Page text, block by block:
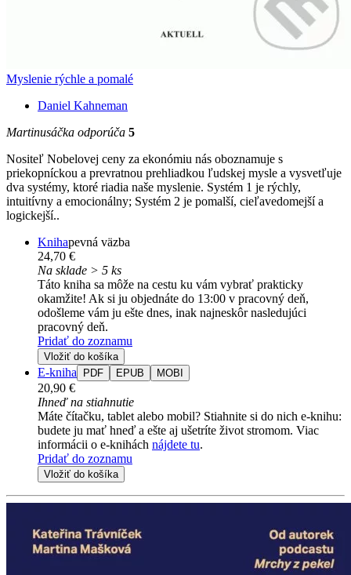
Myslenie rýchle a pomalé
Daniel Kahneman
Martinusáčka odporúča 5
Nositeľ Nobelovej ceny za ekonómiu nás oboznamuje s
priekopníckou a prevratnou prehliadkou ľudskej mysle a vysvetľuje
dva systémy, ktoré riadia naše myslenie. Systém 1 je rýchly,
intuitívny a emocionálny; Systém 2 je pomalší, cieľavedomejší a
logickejší..
Knihapevná väzba
24,70 €
Na sklade > 5 ks
Táto kniha sa môže na cestu ku vám vybrať prakticky
okamžite! Ak si ju objednáte do 13:00 v pracovný deň,
odošleme vám ju ešte dnes, inak najneskôr nasledujúci
pracovný deň.
Pridať do zoznamu
Vložiť do košíka
E-kniha PDF EPUB MOBI
20,90 €
Ihneď na stiahnutie
Máte čítačku, tablet alebo mobil? Stiahnite si do nich e-knihu:
budete ju mať hneď a ešte aj ušetríte život stromom. Viac
informácii o e-knihách nájdete tu.
Pridať do zoznamu
Vložiť do košíka